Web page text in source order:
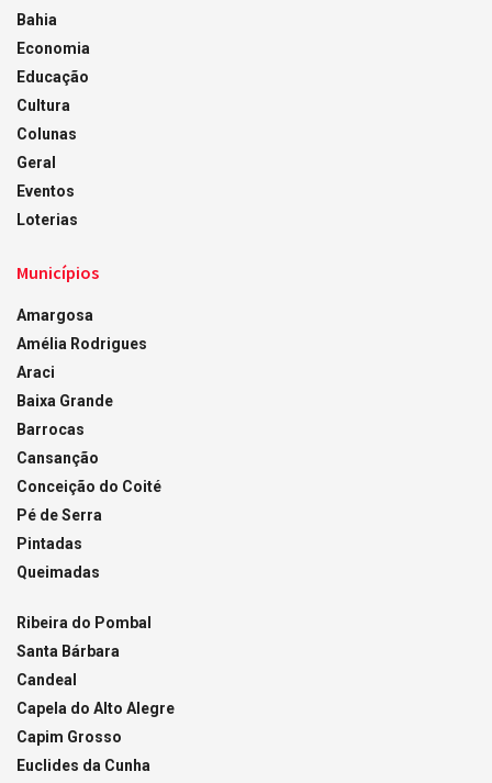
Bahia
Economia
Educação
Cultura
Colunas
Geral
Eventos
Loterias
Municípios
Amargosa
Amélia Rodrigues
Araci
Baixa Grande
Barrocas
Cansanção
Conceição do Coité
Pé de Serra
Pintadas
Queimadas
Ribeira do Pombal
Santa Bárbara
Candeal
Capela do Alto Alegre
Capim Grosso
Euclides da Cunha